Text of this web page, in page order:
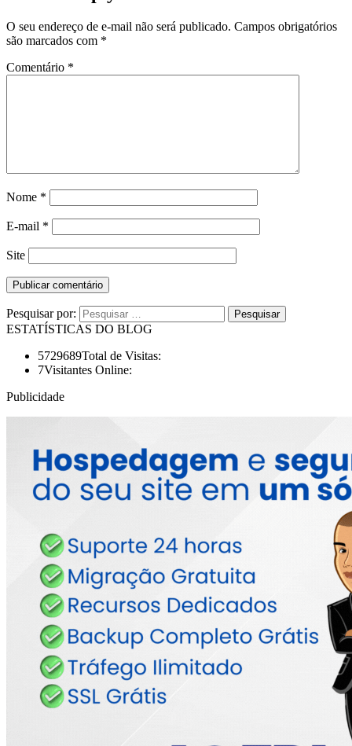
O seu endereço de e-mail não será publicado. Campos obrigatórios
são marcados com *
Comentário *
Nome *
E-mail *
Site
Pesquisar por:
ESTATÍSTICAS DO BLOG
5729689Total de Visitas:
7Visitantes Online:
Publicidade